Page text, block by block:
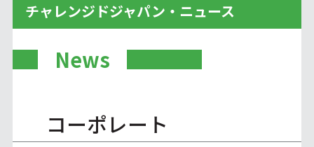
チャレンジドジャパン・ニュース
News
コーポレート